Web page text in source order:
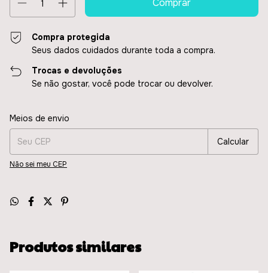
Compra protegida
Seus dados cuidados durante toda a compra.
Trocas e devoluções
Se não gostar, você pode trocar ou devolver.
Entregas para o CEP:
Meios de envio
Calcular
Não sei meu CEP
Produtos similares